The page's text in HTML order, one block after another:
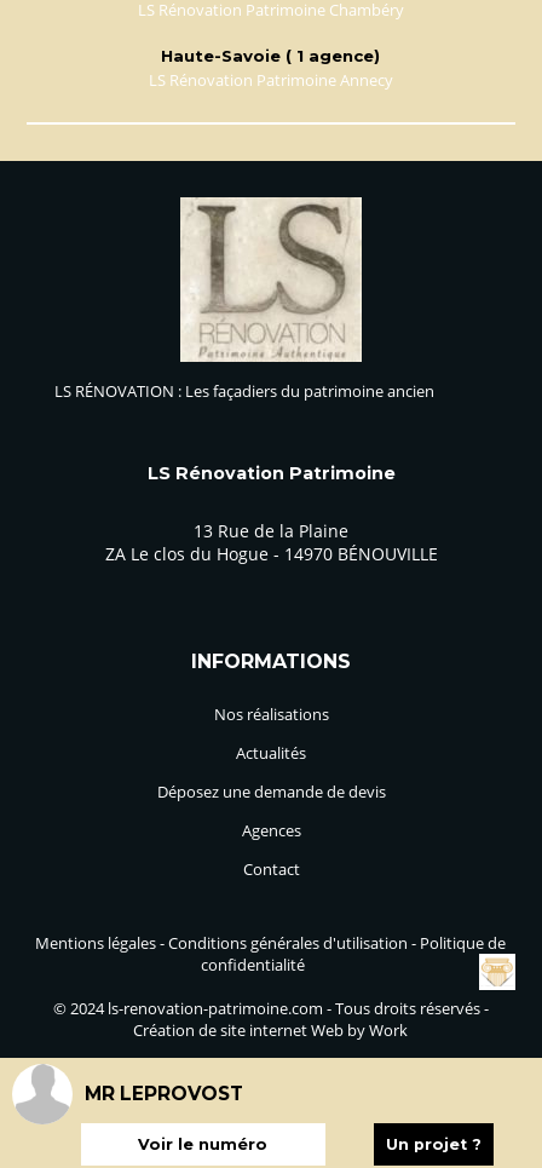
MR LEPROVOST
Voir le numéro Un projet ?
LS Rénovation Patrimoine Chambéry
Haute-Savoie ( 1 agence)
LS Rénovation Patrimoine Annecy
LS RÉNOVATION : Les façadiers du patrimoine ancien
LS Rénovation Patrimoine
13 Rue de la Plaine
ZA Le clos du Hogue - 14970 BÉNOUVILLE
INFORMATIONS
Nos réalisations
Actualités
Déposez une demande de devis
Agences
Contact
Mentions légales-Conditions générales d'utilisation - Politique de
confidentialité
© 2024 ls-renovation-patrimoine.com - Tous droits réservés -
Création de site internet Web by Work